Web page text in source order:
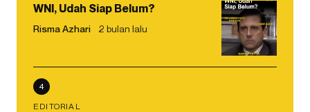
WNI, Udah Siap Belum?
Risma Azhari 2 bulan lalu
4
EDITORIAL